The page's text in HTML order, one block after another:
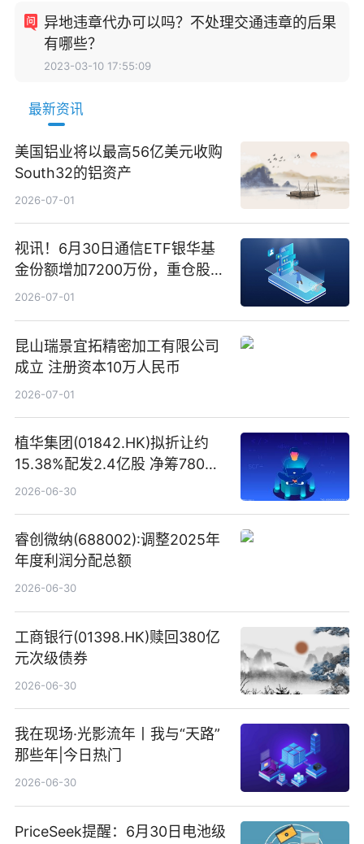
异地违章代办可以吗？不处理交通违章的后果
有哪些？
2023-03-10 17:55:09
最新资讯
美国铝业将以最高56亿美元收购
South32的铝资产
2026-07-01
视讯！6月30日通信ETF银华基
金份额增加7200万份，重仓股新
易盛、中际旭创、立讯精密
2026-07-01
昆山瑞景宜拓精密加工有限公司
成立 注册资本10万人民币
2026-07-01
植华集团(01842.HK)拟折让约
15.38%配发2.4亿股 净筹780万
港元
2026-06-30
睿创微纳(688002):调整2025年
年度利润分配总额
2026-06-30
工商银行(01398.HK)赎回380亿
元次级债券
2026-06-30
我在现场·光影流年丨我与“天路”
那些年|今日热门
2026-06-30
PriceSeek提醒：6月30日电池级